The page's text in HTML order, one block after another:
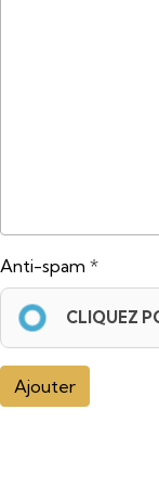
Anti-spam
CLIQUEZ
Ajouter